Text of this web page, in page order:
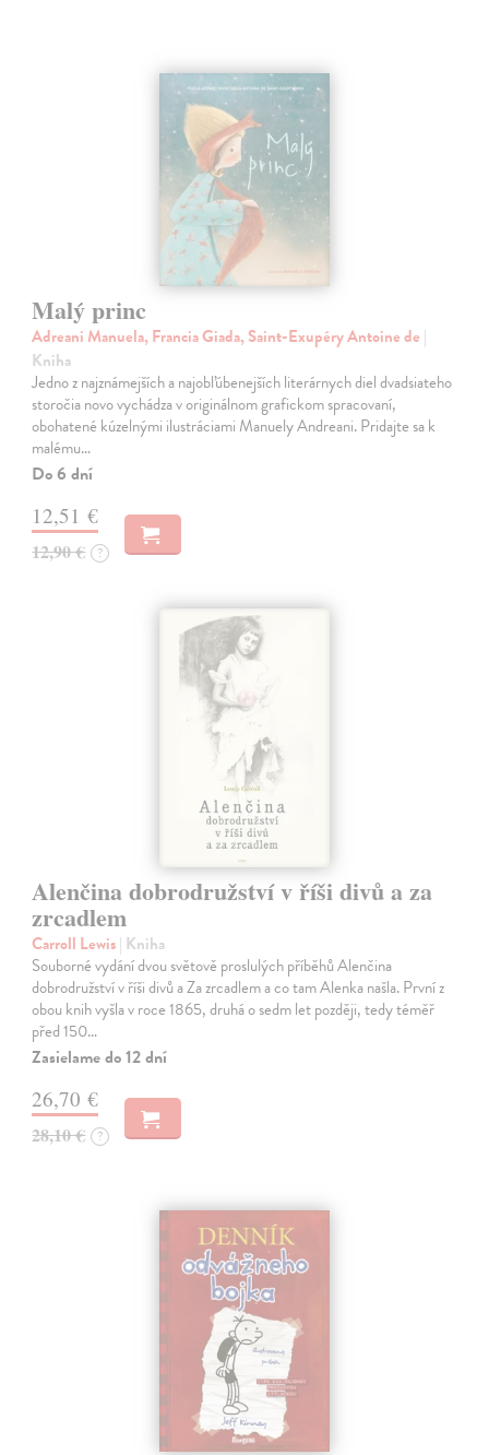
Malý princ
Adreani Manuela, Francia Giada, Saint-Exupéry Antoine de |
Kniha
Jedno z najznámejších a najobľúbenejších literárnych diel dvadsiateho
storočia novo vychádza v originálnom grafickom spracovaní,
obohatené kúzelnými ilustráciami Manuely Andreani. Pridajte sa k
malému…
Do 6 dní
12,51 €
12,90 € ?
Alenčina dobrodružství v říši divů a za
zrcadlem
Carroll Lewis| Kniha
Souborné vydání dvou světově proslulých příběhů Alenčina
dobrodružství v říši divů a Za zrcadlem a co tam Alenka našla. První z
obou knih vyšla v roce 1865, druhá o sedm let později, tedy téměř
před 150…
Zasielame do 12 dní
26,70 €
28,10 € ?